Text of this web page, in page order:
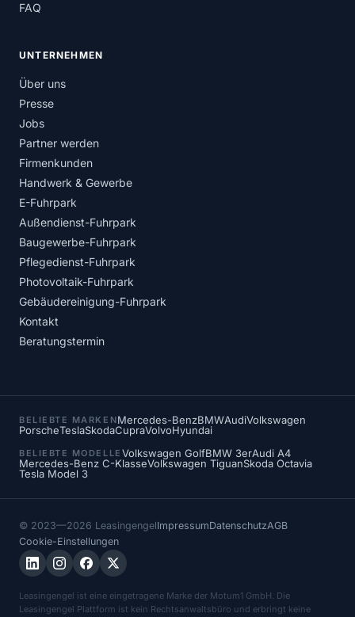
FAQ
UNTERNEHMEN
Über uns
Presse
Jobs
Partner werden
Firmenkunden
Handwerk & Gewerbe
E-Fuhrpark
Außendienst-Fuhrpark
Baugewerbe-Fuhrpark
Pflegedienst-Fuhrpark
Photovoltaik-Fuhrpark
Gebäudereinigung-Fuhrpark
Kontakt
Beratungstermin
BELIEBTE MARKENMercedes-BenzBMWAudiVolkswagen
PorscheTeslaSkodaCupraVolvoHyundai
BELIEBTE MODELLE Volkswagen GolfBMW 3erAudi A4
Mercedes-Benz C-KlasseVolkswagen TiguanSkoda Octavia
Tesla Model 3
© 2023—2026 LeasingengelImpressumDatenschutzAGB
Cookie-Einstellungen
Leasingengel ist eine eingetragene Marke der Motum1 GmbH. Die
Leasingengel Plattform ist kein Rechtsanwaltsbüro und erbringt keine